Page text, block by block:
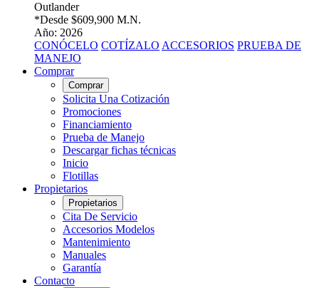
Outlander
*Desde $609,900 M.N.
Año: 2026
CONÓCELO COTÍZALO ACCESORIOS PRUEBA DE
MANEJO
Comprar
Comprar
Solicita Una Cotización
Promociones
Financiamiento
Prueba de Manejo
Descargar fichas técnicas
Inicio
Flotillas
Propietarios
Propietarios
Cita De Servicio
Accesorios Modelos
Mantenimiento
Manuales
Garantía
Contacto